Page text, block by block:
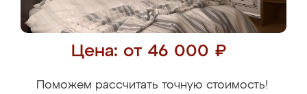
Цена: от 46 000 ₽
Поможем рассчитать точную стоимость!